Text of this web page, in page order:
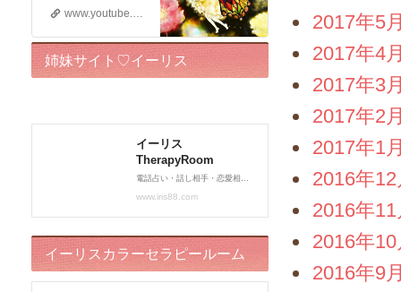
2017年5
2017年4
2017年3
2017年2
2017年1
2016年12
2016年11
2016年10
2016年9
www.youtube.com
姉妹サイト♡イーリス
イーリスカラーセラピールーム